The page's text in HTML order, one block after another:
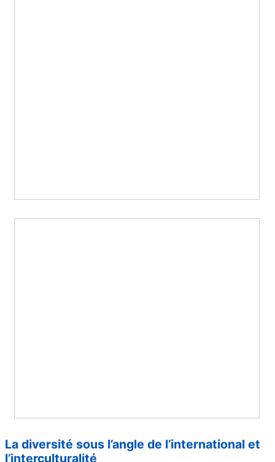
La diversité sous l’angle de l’international et
l’interculturalité